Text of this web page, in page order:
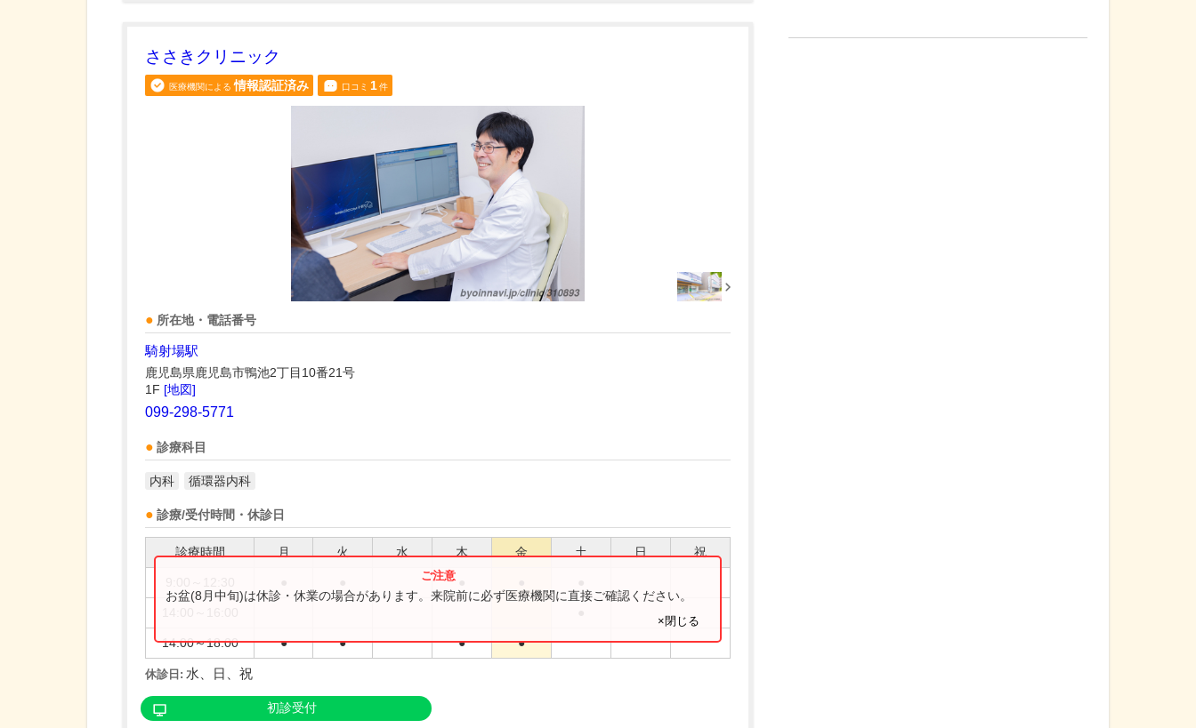
ささきクリニック
医療機関による 情報認証済み 口コミ 1件
所在地・電話番号
騎射場駅
鹿児島県鹿児島市鴨池2丁目10番21号
1F [地図]
099-298-5771
診療科目
内科 循環器内科
診療/受付時間・休診日
診療時間 月 火 水 木 金 土 日 祝
14:00～18:00 ● ● ● ●
お盆(8月中旬)は休診・休業の場合があります。来院前に必ず医療機関に直接ご確認ください。
×閉じる
休診日: 水、日、祝
初診受付